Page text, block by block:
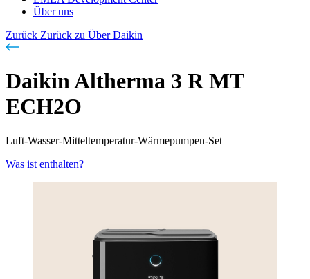
Über uns
Zurück Zurück zu Über Daikin
Daikin Altherma 3 R MT
ECH2O
Luft-Wasser-Mitteltemperatur-Wärmepumpen-Set
Was ist enthalten?